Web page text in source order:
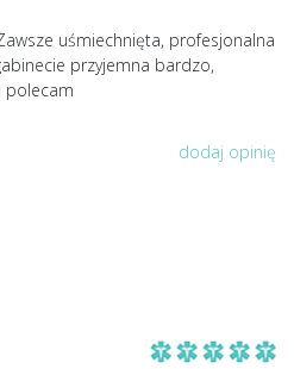
uśmiechnięta, profesjonalna
przyjemna bardzo,
polecam
dodaj opinię